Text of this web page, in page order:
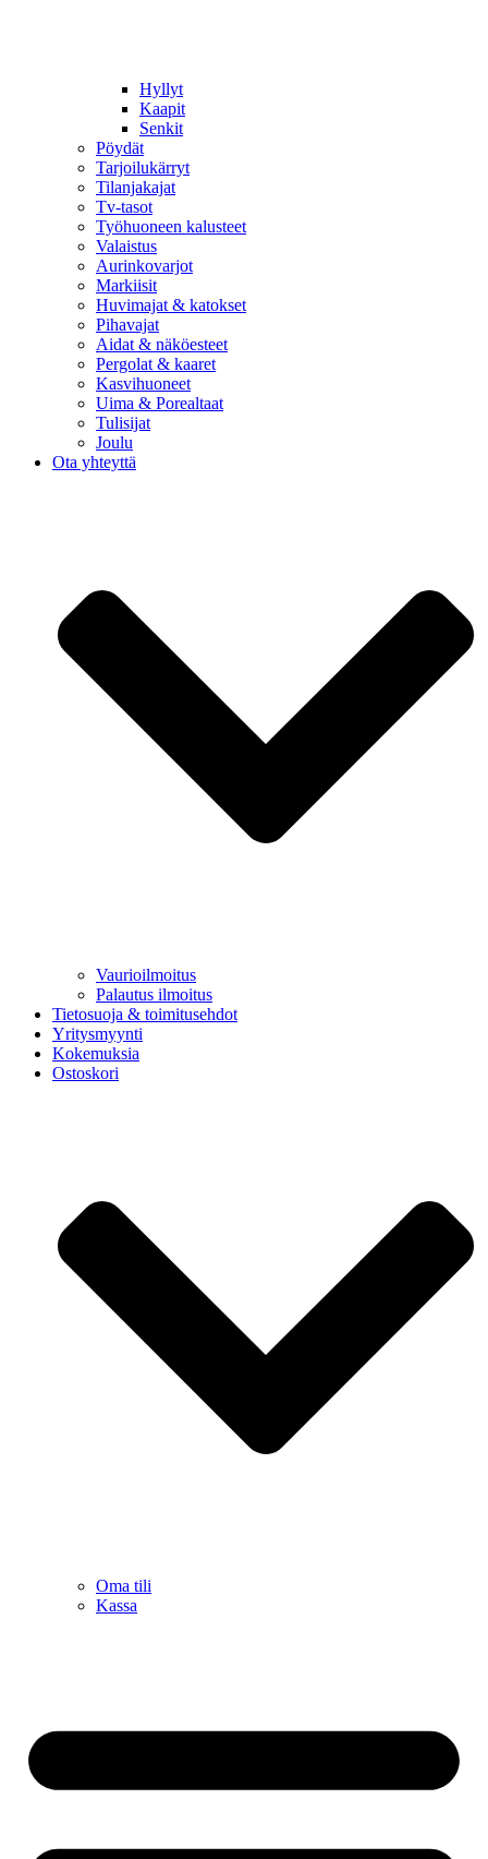
Hyllyt
Kaapit
Senkit
Pöydät
Tarjoilukärryt
Tilanjakajat
Tv-tasot
Työhuoneen kalusteet
Valaistus
Aurinkovarjot
Markiisit
Huvimajat & katokset
Pihavajat
Aidat & näköesteet
Pergolat & kaaret
Kasvihuoneet
Uima & Porealtaat
Tulisijat
Joulu
Ota yhteyttä
Vaurioilmoitus
Palautus ilmoitus
Tietosuoja & toimitusehdot
Yritysmyynti
Kokemuksia
Ostoskori
Oma tili
Kassa